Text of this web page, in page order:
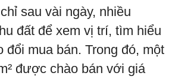
sau vài ngày, nhiều
đất để xem vị trí, tìm hiểu
đổi mua bán. Trong đó, một
được chào bán với giá